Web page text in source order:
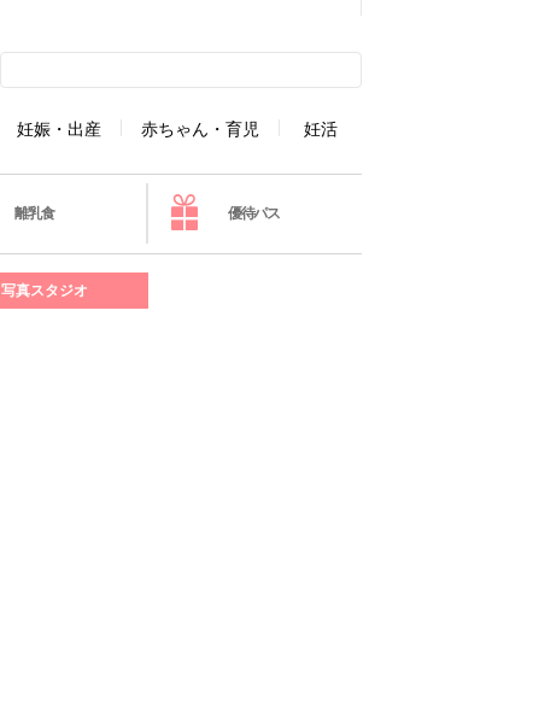
妊娠・出産 赤ちゃん・育児 妊活
離乳食 優待パス
写真スタジオ